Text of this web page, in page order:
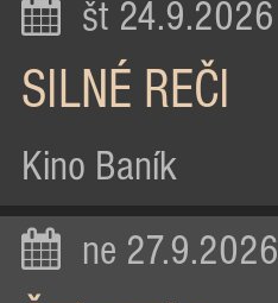
št 24.9.2026
SILNÉ REČI
Kino Baník
ne 27.9.2026